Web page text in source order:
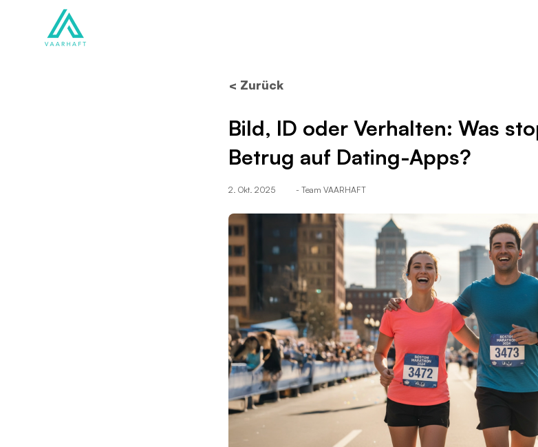
< Zurück
Bild, ID oder Verhalten: Was
Betrug auf Dating-Apps?
2. Okt. 2025 - Team VAARHAFT